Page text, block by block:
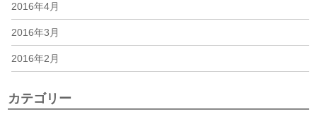
2016年4月
2016年3月
2016年2月
カテゴリー